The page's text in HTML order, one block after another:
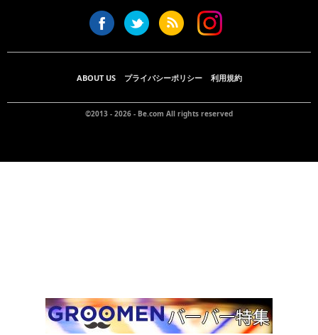
ABOUT US プライバシーポリシー 利用規約
©2013 - 2026 - Be.com All rights reserved